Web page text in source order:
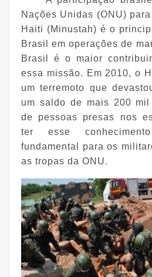
Nações Unidas (ONU)
Haiti (Minustah) é o
Brasil em operações de
Brasil é o maior
essa missão. Em 2010, o
um terremoto que
um saldo de mais 200
de pessoas presas nos
ter esse
fundamental para os
as tropas da ONU.